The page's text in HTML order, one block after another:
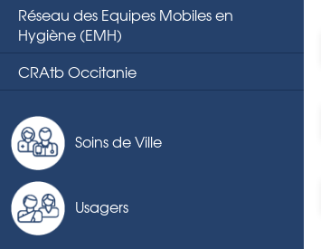
Réseau des Equipes Mobiles en
Hygiène (EMH)
CRAtb Occitanie
Soins de Ville
Usagers